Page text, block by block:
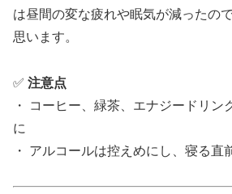
は昼間の変な疲れや眠気が減ったの
思います。
✅ 注意点
・ コーヒー、緑茶、エナジードリン
に
・ アルコールは控えめにし、寝る直